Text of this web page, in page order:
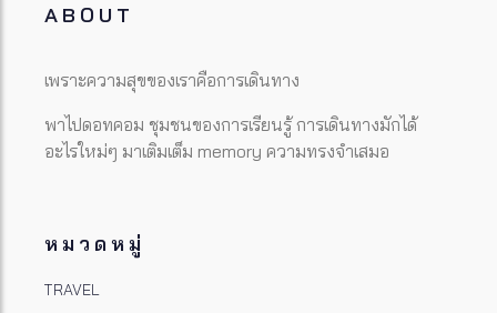
ABOUT
เพราะความสุขของเราคือการเดินทาง
พาไปดอทคอม ชุมชนของการเรียนรู้ การเดินทางมักได้
อะไรใหม่ๆ มาเติมเต็ม memory ความทรงจำเสมอ
หมวดหมู่
TRAVEL